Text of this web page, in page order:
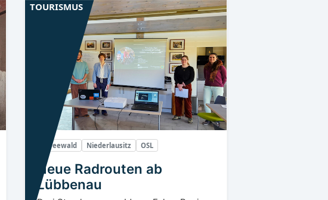
Spreewald Niederlausitz OSL
Neue Radrouten ab
Lübbenau
TOURISMUS